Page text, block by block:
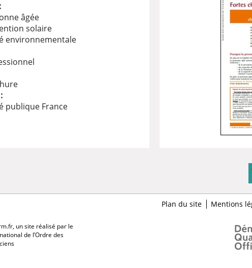
âgée
solaire
environnementale
publique France
Plan du site Mentions
un site réalisé par le
de l’Ordre des